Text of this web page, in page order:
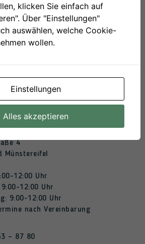
0001 6583 01
4
Münstereifel
12:00 Uhr
12:00 Uhr
9:00-12:00 Uhr
nach Vereinbarung
– 87 80
klicken Sie einfach auf
Über "Einstellungen"
auswählen, welche Cookie-
wollen.
Einstellungen
Alles akzeptieren